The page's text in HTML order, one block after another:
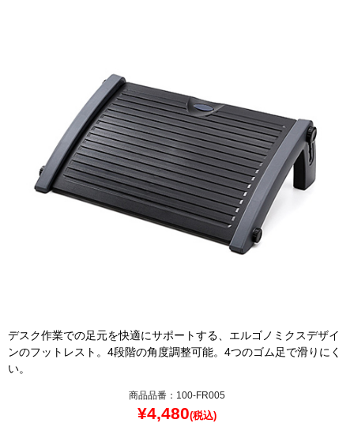
デスク作業での足元を快適にサポートする、エルゴノミクスデザイ
ンのフットレスト。4段階の角度調整可能。4つのゴム足で滑りにく
い。
商品品番：100-FR005
¥4,480(税込)